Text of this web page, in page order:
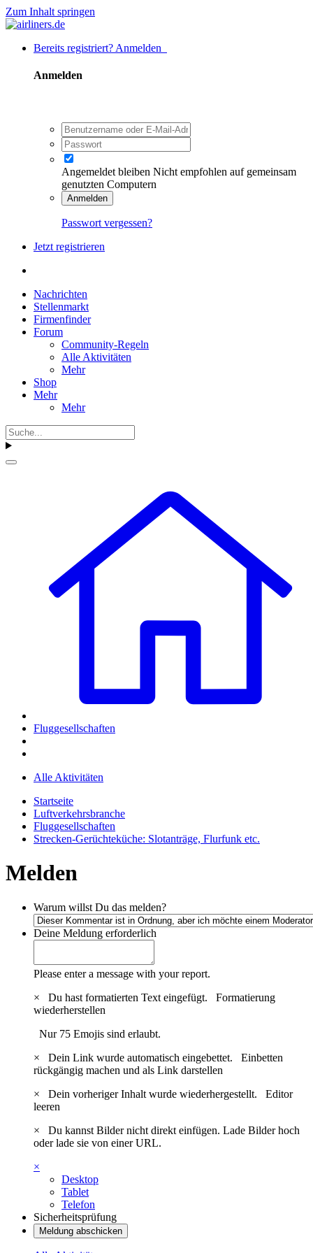
Zum Inhalt springen
Bereits registriert? Anmelden
Anmelden
Angemeldet bleiben Nicht empfohlen auf gemeinsam
genutzten Computern
Anmelden
Passwort vergessen?
Jetzt registrieren
Nachrichten
Stellenmarkt
Firmenfinder
Forum
Community-Regeln
Alle Aktivitäten
Mehr
Shop
Mehr
Mehr
Fluggesellschaften
Alle Aktivitäten
Startseite
Luftverkehrsbranche
Fluggesellschaften
Strecken-Gerüchteküche: Slotanträge, Flurfunk etc.
Melden
Warum willst Du das melden?
Deine Meldung erforderlich
Please enter a message with your report.
×
Du hast formatierten Text eingefügt. Formatierung
wiederherstellen
Nur 75 Emojis sind erlaubt.
×
Dein Link wurde automatisch eingebettet. Einbetten
rückgängig machen und als Link darstellen
×
Dein vorheriger Inhalt wurde wiederhergestellt. Editor
leeren
×
Du kannst Bilder nicht direkt einfügen. Lade Bilder hoch
oder lade sie von einer URL.
×
Desktop
Tablet
Telefon
Sicherheitsprüfung
Meldung abschicken